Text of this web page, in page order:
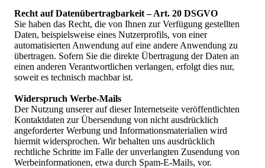
Recht auf Datenübertragbarkeit – Art. 20 DSGVO
Sie haben das Recht, die von Ihnen zur Verfügung gestellten
Daten, beispielsweise eines Nutzerprofils, von einer
automatisierten Anwendung auf eine andere Anwendung zu
übertragen. Sofern Sie die direkte Übertragung der Daten an
einen anderen Verantwortlichen verlangen, erfolgt dies nur,
soweit es technisch machbar ist.
Widerspruch Werbe-Mails
Der Nutzung unserer auf dieser Internetseite veröffentlichten
Kontaktdaten zur Übersendung von nicht ausdrücklich
angeforderter Werbung und Informationsmaterialien wird
hiermit widersprochen. Wir behalten uns ausdrücklich
rechtliche Schritte im Falle der unverlangten Zusendung von
Werbeinformationen, etwa durch Spam-E-Mails, vor.